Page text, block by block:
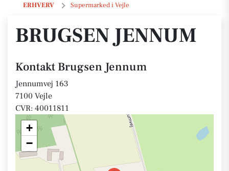
ERHVERV Supermarked i Vejle
Brugsen Jennum
BRUGSEN JENNUM
Kontakt Brugsen Jennum
Jennumvej 163
7100 Vejle
CVR: 40011811
+
−